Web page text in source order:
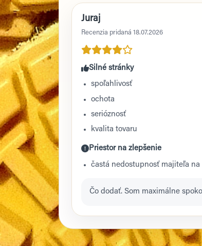
Juraj
Recenzia pridaná 18.07.2026
Silné stránky
spoľahlivosť
ochota
serióznosť
kvalita tovaru
Priestor na zlepšenie
častá nedostupnosť majiteľa
Čo dodať. Som maximálne